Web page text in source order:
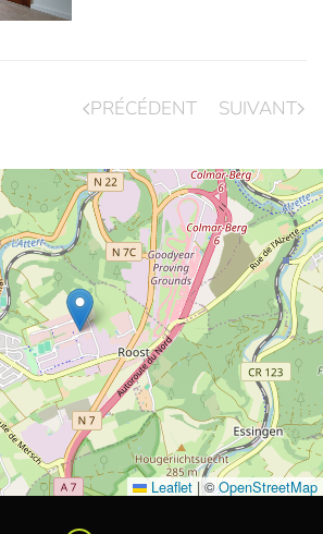
PRÉCÉDENT SUIVANT
Leaflet | ©OpenStreetMap